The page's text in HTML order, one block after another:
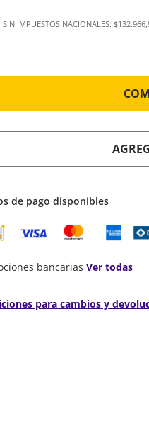
SIN IMPUESTOS NACIONALES:
de pago disponibles
bancarias Ver todas
para cambios y